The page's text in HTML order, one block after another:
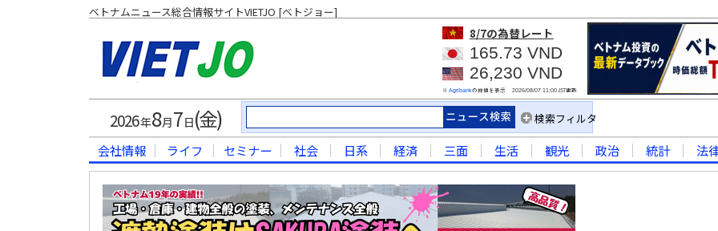
ベトナムニュース総合情報サイトVIETJO [ベトジョー]
8/7の為替レート
165.73 VND
26,230 VND
※ Agribankの仲値を表示 2026/08/07 11:00JST更新
2026年8月7 日(金) 検索フィルタ
会社情報 ライフ セミナー 社会 日系 経済 三面 生活 観光 政治 統計 法